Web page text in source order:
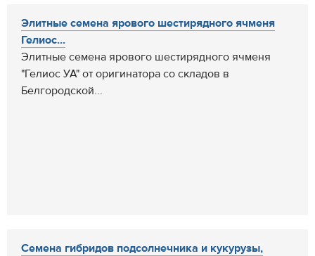
Элитные семена ярового шестирядного ячменя
Гелиос...
Элитные семена ярового шестирядного ячменя
"Гелиос УА" от оригинатора со складов в
Белгородской...
Cемена гибридов подсолнечника и кукурузы,